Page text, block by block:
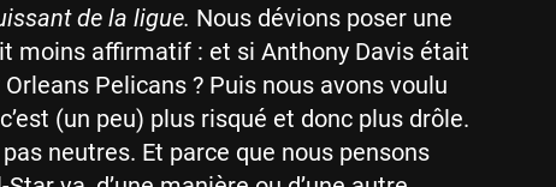
de la ligue. Nous dévions poser une
moins affirmatif : et si Anthony Davis était
Pelicans ? Puis nous avons voulu
(un peu) plus risqué et donc plus drôle.
neutres. Et parce que nous pensons